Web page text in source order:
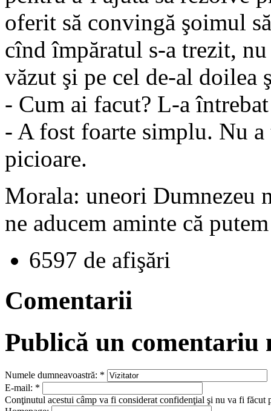
oferit să convingă şoimul
cînd împăratul s-a trezit,
văzut şi pe cel de-al
- Cum ai facut? L-a
- A fost foarte simplu. Nu
picioare.
Morala: uneori Dumnezeu
ne aducem aminte că
6597 de afişări
Comentarii
Publică un comentariu
Numele dumneavoastră: *
E-mail: *
Conţinutul acestui câmp va fi considerat confidenţial şi nu va fi făcut